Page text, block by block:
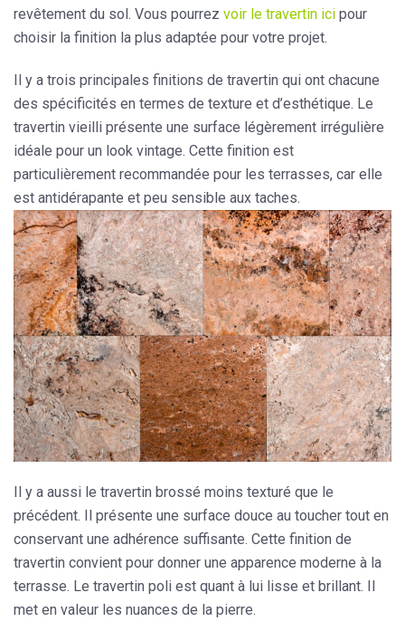
revêtement du sol. Vous pourrez voir le travertin ici pour
choisir la finition la plus adaptée pour votre projet.
Il y a trois principales finitions de travertin qui ont chacune
des spécificités en termes de texture et d’esthétique. Le
travertin vieilli présente une surface légèrement irrégulière
idéale pour un look vintage. Cette finition est
particulièrement recommandée pour les terrasses, car elle
est antidérapante et peu sensible aux taches.
Il y a aussi le travertin brossé moins texturé que le
précédent. Il présente une surface douce au toucher tout en
conservant une adhérence suffisante. Cette finition de
travertin convient pour donner une apparence moderne à la
terrasse. Le travertin poli est quant à lui lisse et brillant. Il
met en valeur les nuances de la pierre.